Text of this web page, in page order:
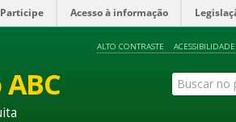
Participe Acesso à informação
ALTO CONTRASTE ACESSIBILIDADE